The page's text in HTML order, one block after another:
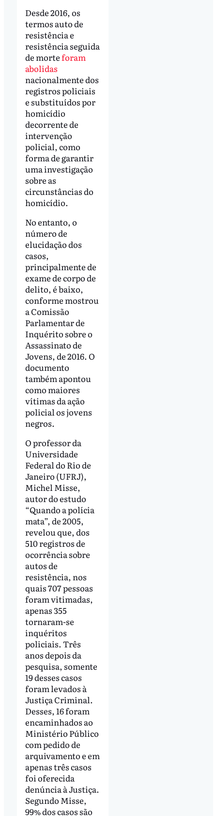
Desde 2016, os
termos auto de
resistência e
resistência seguida
de morteforam
abolidas
nacionalmente dos
registros policiais
e substituídos por
homicídio
decorrente de
intervenção
policial, como
forma de garantir
uma investigação
sobre as
circunstâncias do
homicídio.
No entanto, o
número de
elucidação dos
casos,
principalmente de
exame de corpo de
delito, é baixo,
conforme mostrou
a Comissão
Parlamentar de
Inquérito sobre o
Assassinato de
Jovens, de 2016. O
documento
também apontou
como maiores
vítimas da ação
policial os jovens
negros.
O professor da
Universidade
Federal do Rio de
Janeiro (UFRJ),
Michel Misse,
autor do estudo
“Quando a polícia
mata”, de 2005,
revelou que, dos
510 registros de
ocorrência sobre
autos de
resistência, nos
quais 707 pessoas
foram vitimadas,
apenas 355
tornaram-se
inquéritos
policiais. Três
anos depois da
pesquisa, somente
19 desses casos
foram levados à
Justiça Criminal.
Desses, 16 foram
encaminhados ao
Ministério Público
com pedido de
arquivamento e em
apenas três casos
foi oferecida
denúncia à Justiça.
Segundo Misse,
99% dos casos são